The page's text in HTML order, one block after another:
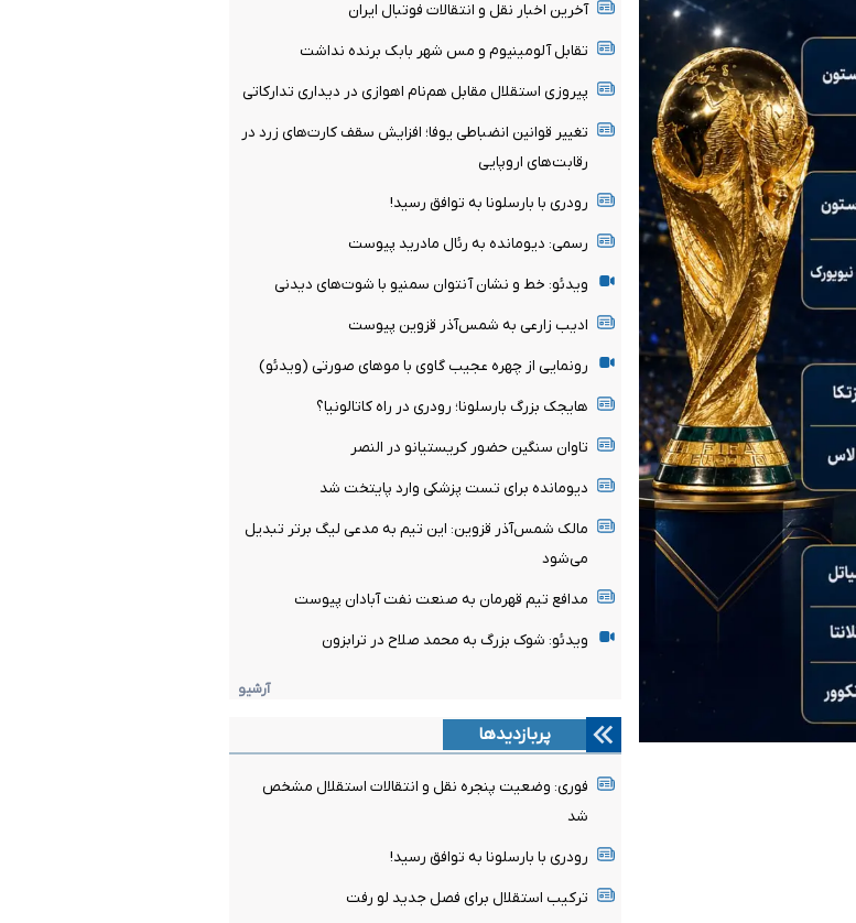
آخرین اخبار نقل و انتقالات فوتبال ایران
تقابل آلومینیوم و مس شهر بابک برنده نداشت
پیروزی استقلال مقابل هم‌نام اهوازی در دیداری تدارکاتی
تغییر قوانین انضباطی یوفا؛ افزایش سقف کارت‌های زرد در
رقابت‌های اروپایی
رودری با بارسلونا به توافق رسید!
رسمی: دیومانده به رئال مادرید پیوست
ویدئو: خط و نشان آنتوان سمنیو با شوت‌های دیدنی
ادیب زارعی به شمس‌آذر قزوین پیوست
رونمایی از چهره عجیب گاوی با موهای صورتی (ویدئو)
هایجک بزرگ بارسلونا؛ رودری در راه کاتالونیا؟
تاوان سنگین حضور کریستیانو در النصر
دیومانده برای تست پزشکی وارد پایتخت شد
مالک شمس‌آذر قزوین: این تیم به مدعی لیگ برتر تبدیل
می‌شود
مدافع تیم قهرمان به صنعت نفت آبادان پیوست
ویدئو: شوک بزرگ به محمد صلاح در ترابزون
آرشیو
پربازدیدها
فوری: وضعیت پنجره نقل و انتقالات استقلال مشخص
شد
رودری با بارسلونا به توافق رسید!
ترکیب استقلال برای فصل جدید لو رفت